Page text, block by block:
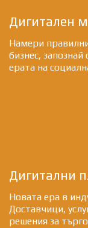
Дигитален
Намери
бизнес,
ерата на
Дигитални
Новата ера в
Доставчици,
решения за